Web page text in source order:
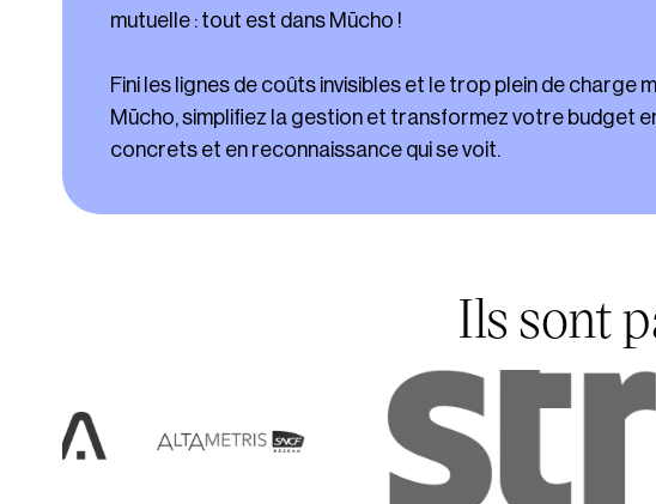
mutuelle : tout est dans Mūcho !
Fini les lignes de coûts invisibles et le trop plein de charge
Mūcho, simplifiez la gestion et transformez votre budget
concrets et en reconnaissance qui se voit.
Ils sont